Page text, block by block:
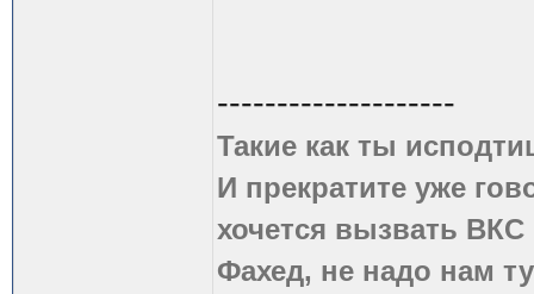
--------------------
Такие как ты
И прекратите уже
хочется вызвать
Фахед, не надо нам